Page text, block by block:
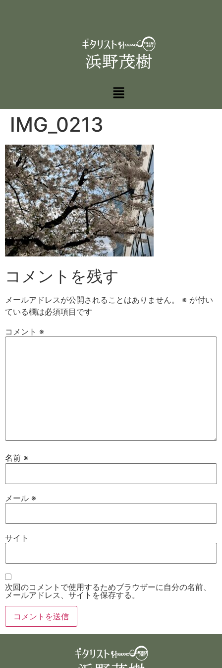
IMG_0213
コメントを残す
メールアドレスが公開されることはありません。 ※ が付い
ている欄は必須項目です
コメント ※
名前 ※
メール ※
サイト
次回のコメントで使用するためブラウザーに自分の名前、
メールアドレス、サイトを保存する。